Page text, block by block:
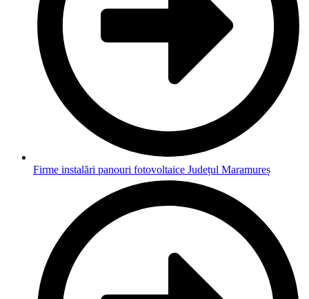
Firme instalări panouri fotovoltaice Județul Maramureș